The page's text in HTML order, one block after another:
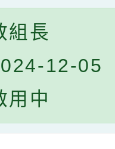
組長
12-05
用中